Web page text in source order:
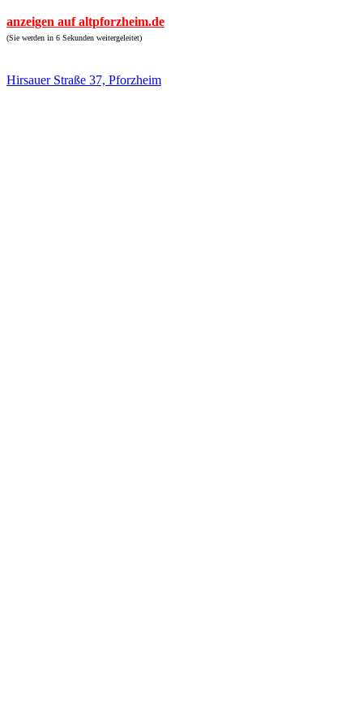
anzeigen auf altpforzheim.de
(Sie werden in 6 Sekunden weitergeleitet)
Hirsauer Straße 37, Pforzheim